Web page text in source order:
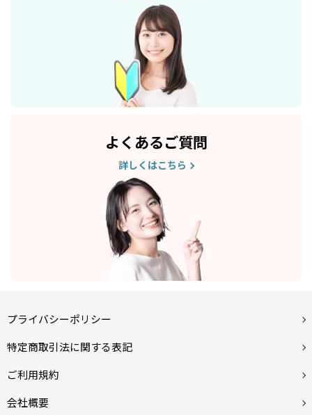
よくあるご質問
詳しくはこちら
プライバシーポリシー
特定商取引法に関する表記
ご利用規約
会社概要